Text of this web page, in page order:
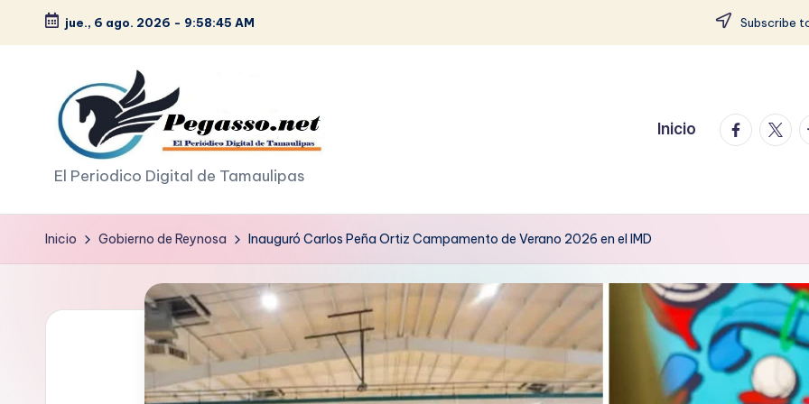
Saltar
contenido
jue., 6 ago. 2026 - 9:58:47 AM Subscribe
p
e
g
El Periodico Digital de Tamaulipas
Inicio
Inicio Gobierno de Reynosa Inauguró Carlos Peña Ortiz Campamento de Verano 2026 en el IMD